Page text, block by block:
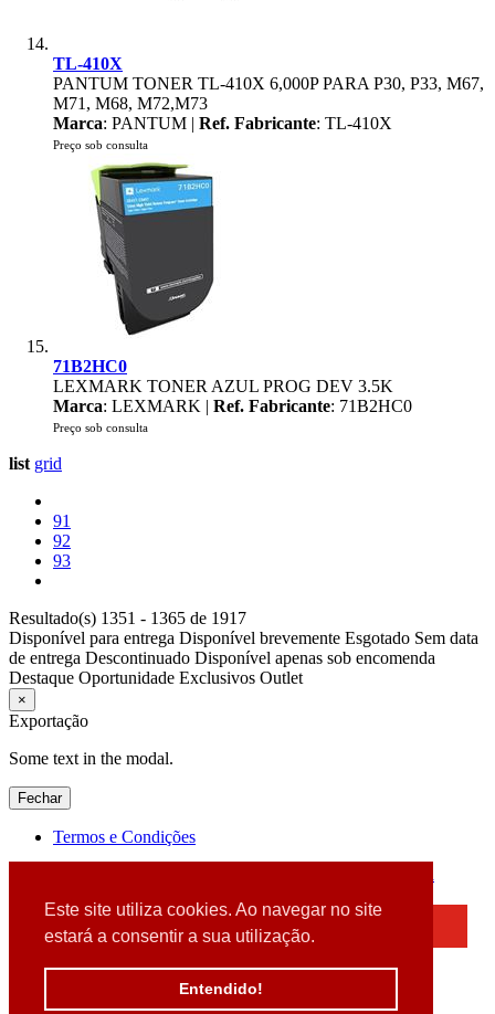
Este site utiliza cookies. Ao navegar no site
estará a consentir a sua utilização.
Entendido!
TL-410X
PANTUM TONER TL-410X 6,000P PARA P30, P33, M67,
M71, M68, M72,M73
Marca: PANTUM | Ref. Fabricante: TL-410X
Preço sob consulta
71B2HC0
LEXMARK TONER AZUL PROG DEV 3.5K
Marca: LEXMARK | Ref. Fabricante: 71B2HC0
Preço sob consulta
list grid
91
92
93
Resultado(s) 1351 - 1365 de 1917
Disponível para entrega Disponível brevemente Esgotado Sem data
de entrega Descontinuado Disponível apenas sob encomenda
Destaque Oportunidade Exclusivos Outlet
×
Exportação
Some text in the modal.
Fechar
Termos e Condições
Detectamos que está a usar um browser desatualizado
Por favor, atualize o seu browser
para garantir uma melhor experiência.